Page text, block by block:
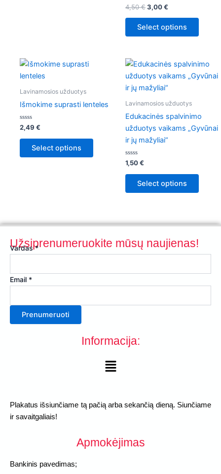
Įvertinimas:
0
iš
4,50€3,00€
Select options
Lavinamosios užduotys
Išmokime suprasti lenteles
Įvertinimas:
iš
2,49 €
Select options
Lavinamosios užduotys
Edukacinės spalvinimo
užduotys vaikams „Gyvūnai
ir jų mažyliai“
Įvertinimas:
0
iš
1,50€
Select options
Užsiprenumeruokite mūsų naujienas!
Email
Vardas*
Email *
Prenumeruoti
Informacija:
Menu
Plakatus išsiunčiame tą pačią arba sekančią dieną. Siunčiame
ir savaitgaliais!
Apmokėjimas
Bankinis pavedimas;